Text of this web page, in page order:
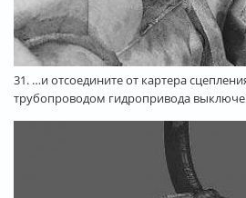
31. …и отсоедините от картера
трубопроводом гидропривода